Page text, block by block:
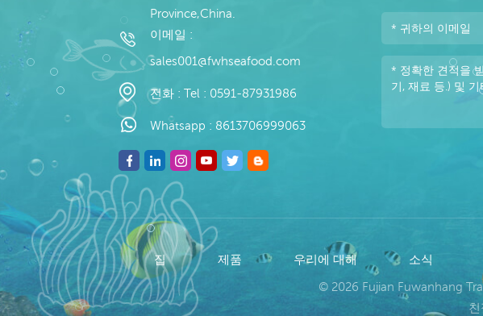
Province,China.
이메일 :
sales001@fwhseafood.com
전화 : Tel : 0591-87931986
Whatsapp : 8613706999063
집 제품 우리에 대해 소식
© 2026 Fujian Fuwanhang